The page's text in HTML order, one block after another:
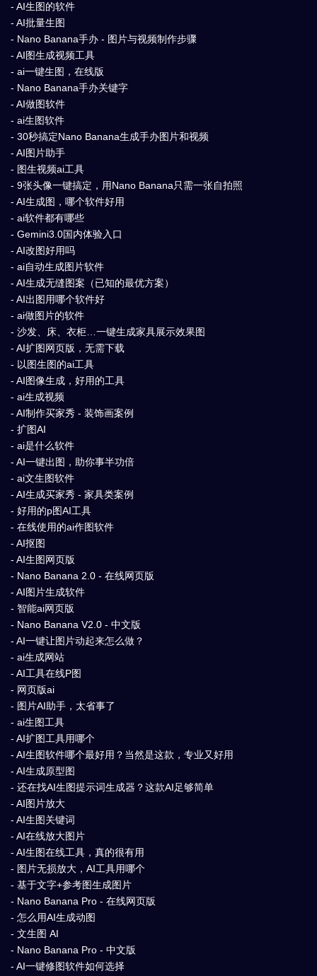
- AI生图的软件
- AI批量生图
- Nano Banana手办 - 图片与视频制作步骤
- AI图生成视频工具
- ai一键生图，在线版
- Nano Banana手办关键字
- AI做图软件
- ai生图软件
- 30秒搞定Nano Banana生成手办图片和视频
- AI图片助手
- 图生视频ai工具
- 9张头像一键搞定，用Nano Banana只需一张自拍照
- AI生成图，哪个软件好用
- ai软件都有哪些
- Gemini3.0国内体验入口
- AI改图好用吗
- ai自动生成图片软件
- AI生成无缝图案（已知的最优方案）
- AI出图用哪个软件好
- ai做图片的软件
- 沙发、床、衣柜…一键生成家具展示效果图
- AI扩图网页版，无需下载
- 以图生图的ai工具
- AI图像生成，好用的工具
- ai生成视频
- AI制作买家秀 - 装饰画案例
- 扩图AI
- ai是什么软件
- AI一键出图，助你事半功倍
- ai文生图软件
- AI生成买家秀 - 家具类案例
- 好用的p图AI工具
- 在线使用的ai作图软件
- AI抠图
- AI生图网页版
- Nano Banana 2.0 - 在线网页版
- AI图片生成软件
- 智能ai网页版
- Nano Banana V2.0 - 中文版
- AI一键让图片动起来怎么做？
- ai生成网站
- AI工具在线P图
- 网页版ai
- 图片AI助手，太省事了
- ai生图工具
- AI扩图工具用哪个
- AI生图软件哪个最好用？当然是这款，专业又好用
- AI生成原型图
- 还在找AI生图提示词生成器？这款AI足够简单
- AI图片放大
- AI生图关键词
- AI在线放大图片
- AI生图在线工具，真的很有用
- 图片无损放大，AI工具用哪个
- 基于文字+参考图生成图片
- Nano Banana Pro - 在线网页版
- 怎么用AI生成动图
- 文生图 AI
- Nano Banana Pro - 中文版
- AI一键修图软件如何选择